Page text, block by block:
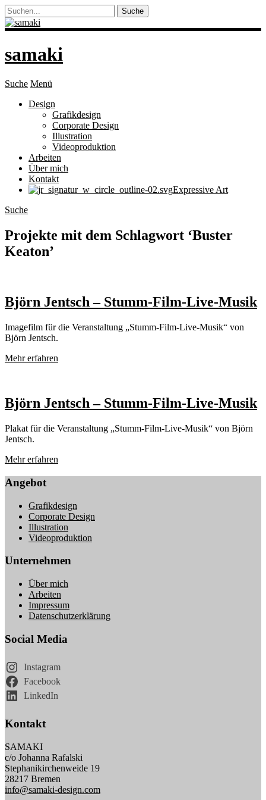
samaki
Suche Menü
Design
Grafikdesign
Corporate Design
Illustration
Videoproduktion
Arbeiten
Über mich
Kontakt
Expressive Art
Suche
Projekte mit dem Schlagwort ‘Buster
Keaton’
Björn Jentsch – Stumm-Film-Live-Musik
Imagefilm für die Veranstaltung „Stumm-Film-Live-Musik“ von
Björn Jentsch.
Mehr erfahren
Björn Jentsch – Stumm-Film-Live-Musik
Plakat für die Veranstaltung „Stumm-Film-Live-Musik“ von Björn
Jentsch.
Mehr erfahren
Angebot
Grafikdesign
Corporate Design
Illustration
Videoproduktion
Unternehmen
Über mich
Arbeiten
Impressum
Datenschutzerklärung
Social Media
Instagram
Facebook
LinkedIn
Kontakt
SAMAKI
c/o Johanna Rafalski
Stephanikirchenweide 19
28217 Bremen
info@samaki-design.com